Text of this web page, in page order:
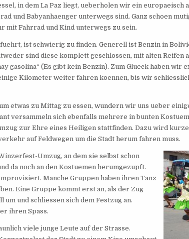
in dem La Paz liegt, ueberholen wir ein europaeisch
und Babyanhaenger unterwegs sind. Ganz schoen
mit Fahrrad und Kind unterwegs zu sein.
ist schwierig zu finden. Generell ist Benzin in
sind diese komplett geschlossen, mit alten Reifen
gasolina“ (Es gibt kein Benzin). Zum Glueck haben wir
Kilometer weiter fahren koennen, bis wir
etwas zu Mittag zu essen, wundern wir uns ueber
versammeln sich ebenfalls mehrere in bunten
zur Ehre eines Heiligen stattfinden. Dazu wird
auf Feldwegen um die Stadt herum fahren muss.
Umzug, an dem sie selbst schon
da noch an den Kostuemen herumgezupft.
Manche Gruppen haben ihren Tanz
Eine Gruppe kommt erst an, als der Zug
und schliessen sich dem Festzug an.
ihren Spass.
viele junge Leute auf der Strasse.